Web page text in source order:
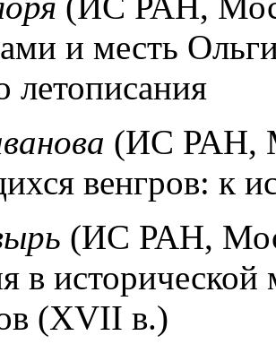
и месть
летописания
(ИС РАН,
венгров: к
(ИС РАН,
в
(XVII в.)